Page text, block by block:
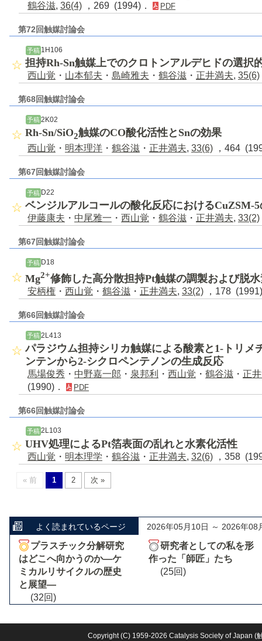
鶴谷滋, 36(4) ，269 (1994)． PDF
第72回触媒討論会
予稿1H106
担持Rh-Sn触媒上でのクロトンアルデヒドの選択
西山覚 ・ 山本郁夫 ・ 島崎雅夫 ・ 鶴谷滋 ・ 正井満夫, 35(6)
第68回触媒討論会
予稿 2K02
Rh-Sn/SiO2触媒のCO酸化活性とSnの効果
西山覚 ・ 明本理洋 ・ 鶴谷滋 ・ 正井満夫, 33(6) ，464
第67回触媒討論会
予稿 D22
ベンジルアルコールの酸化反応におけるCuZSM-
伊藤康夫 ・ 中尾雅一 ・ 西山覚 ・ 鶴谷滋 ・ 正井満夫, 33(2)
第67回触媒討論会
予稿D18
Mg2+修飾した高分散担持Pt触媒の調製および脱
安柄権 ・ 西山覚 ・ 鶴谷滋 ・ 正井満夫, 33(2) ，178
第66回触媒討論会
予稿 2L413
パラジウム担持シリカ触媒による酸素と1-トリメ
ンテンから2-シクロペンテノンの生成反応
馬場俊秀 ・ 中野嘉一郎 ・ 泉邦利 ・ 西山覚 ・ 鶴谷滋 ・ 正
(1990)．
PDF
第66回触媒討論会
予稿 2L103
UHV処理によるPt箔表面の乱れと水素化活性
西山覚 ・ 明本理学 ・ 鶴谷滋 ・ 正井満夫, 32(6) ，358
« 前 1 2 次 »
よく読まれているページ 2026年05月10日 ～ 2026年08
プラスチック分解研究
はどこへ向かうのか―ケ
ミカルリサイクルの歴史
と展望―
(32回)
研究者としての私を形
作った「師匠」たち
(25回)
Copyright (C) 1959-2026 Catalysis Society of Japan (